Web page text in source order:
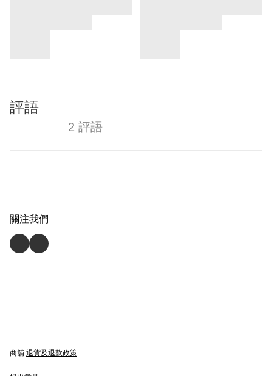
評語
2 評語
關注我們
商舖 退貨及退款政策